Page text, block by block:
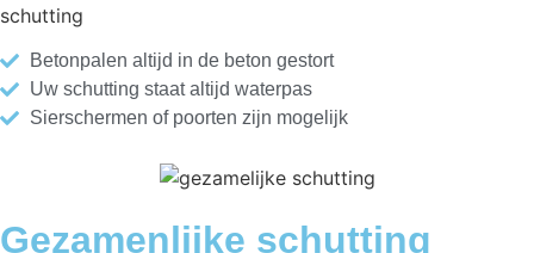
schutting
Betonpalen altijd in de beton gestort
Uw schutting staat altijd waterpas
Sierschermen of poorten zijn mogelijk
Gezamenlijke schutting